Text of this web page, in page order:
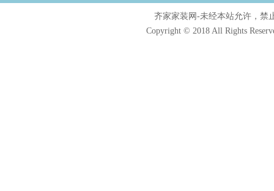
齐家家装网-未经本站允许，禁
Copyright © 2018 All Rights